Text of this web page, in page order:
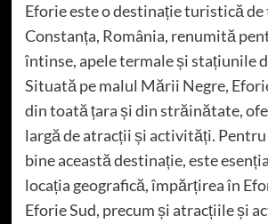
Eforie este o destinație turistică
Constanța, România, renumită
întinse, apele termale și stațiunile
Situată pe malul Mării Negre,
din toată țara și din străinătate,
largă de atracții și activități. Pentru
bine această destinație, este
locația geografică, împărțirea în
Eforie Sud, precum și atracțiile și